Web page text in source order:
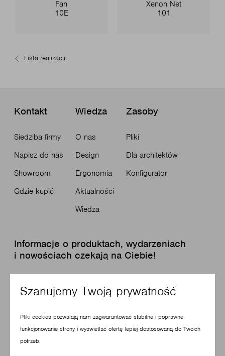
Fan
10E
Xenon Net
101
Lista realizacji
Kontakt
Siedziba firmy
Napisz do nas
Showroom
Gdzie kupić
Wiedza
O nas
Design
Ergonomia
Aktualności
Wiedza
Zasoby
Pliki
Dla architektów
Konfigurator
Informacje o produktach, wydarzeniach
i nowościach czekają na Ciebie!
Zapisz się do newslettera
Szanujemy Twoją prywatność
Pliki cookies pozwalają nam zagwarantować stabilne i poprawne
funkcjonowanie strony i wyświetlać ofertę lepiej dostosowaną do Twoich
potrzeb.